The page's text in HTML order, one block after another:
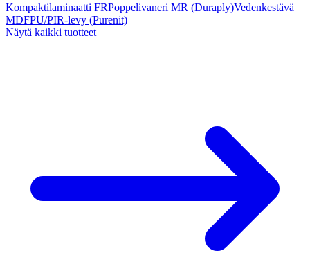
Kompaktilaminaatti FRPoppelivaneri MR (Duraply)Vedenkestävä
MDFPU/PIR-levy (Purenit)
Näytä kaikki tuotteet